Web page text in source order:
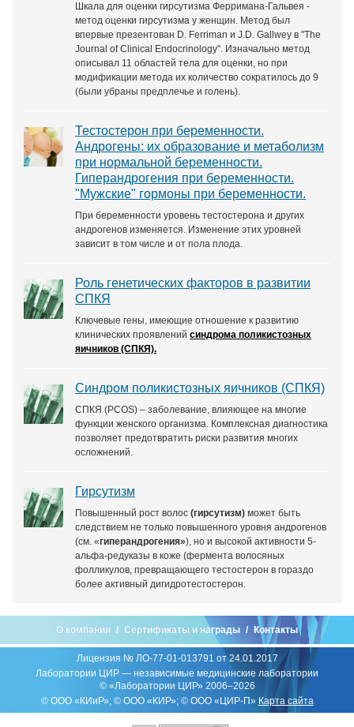
Шкала для оценки гирсутизма Ферримана-Гальвея -
метод оценки гирсутизма у женщин. Метод был
впервые презентован D. Ferriman и J.D. Gallwey в "The
Journal of Clinical Endocrinology". Изначально метод
описывал 11 областей тела для оценки, но при
модификации метода их количество сократилось до 9
(были убраны предплечье и голень).
Тестостерон при беременности.
Андрогены: их образование и метаболизм
при нормальной беременности.
Гиперандрогения при беременности.
"Мужские" гормоны при беременности.
При беременности уровень тестостерона и других
андрогенов изменяется. Изменение этих уровней
зависит в том числе и от пола плода.
Роль генетических факторов в развитии
СПКЯ
Ключевые гены, имеющие отношение к развитию
клинических проявлений синдрома поликистозных
яичников (СПКЯ).
Синдром поликистозных яичников (СПКЯ)
СПКЯ (PCOS) – заболевание, влияющее на многие
функции женского организма. Комплексная диагностика
позволяет предотвратить риски развития многих
осложнений.
Гирсутизм
Повышенный рост волос (гирсутизм) может быть
следствием не только повышенного уровня андрогенов
(см. «гиперандрогения»), но и высокой активности 5-
альфа-редуказы в коже (фермента волосяных
фолликулов, превращающего тестостерон в гораздо
более активный дигидротестостерон.
О компании Сертификаты и награды Контакты
Лицензия № ЛО-77-01-013791 от 24.01.2017
Лаборатории ЦИР — независимые медицинские лаборатории
© «Лаборатории ЦИР» 2006–2026
© ООО «КИиР»; © ООО «КИР»; © ООО «ЦИР-П» Карта сайта